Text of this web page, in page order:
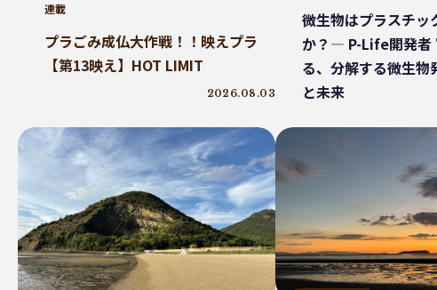
パーソナルカラー 紙
かがわプラスチックスマート大賞
ゼロウェイスト
ランニング
JAL 野球 クリーンオーシャンアンサンブル
リサイクル LCA 鎌倉
徳島インディゴソックス
グリーンピース 海洋ご
レクザムボールパーク丸亀
OPP
グリーンプリンティング
チャック付き袋 PE
グリーン焙煎
町中華 蚤の市 ワンピースパウチ
ケミカルリサイクル
海洋汚染 トリゼンクオリティオーシ
三豊市
PP 増肉係数 イオンレイクタウン コー
プラスチックごみ削減
連載
プラごみ成仏大作戦！！映えプラ
【第13映え】HOT LIMIT
2026.08.03
微生物はプラスチッ
か？― P-Life開発者
る、分解する微生物
と未来